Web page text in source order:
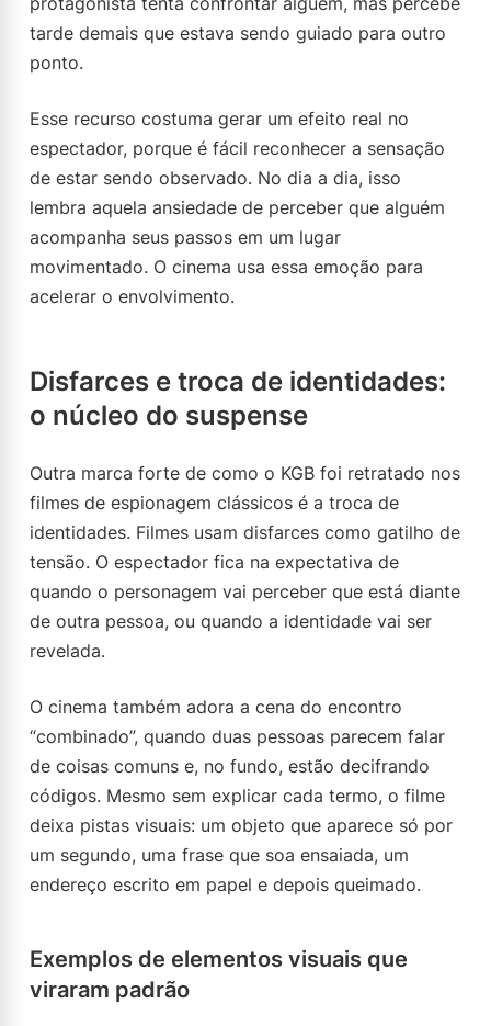
tarde demais que estava sendo guiado para outro
ponto.
Esse recurso costuma gerar um efeito real no
espectador, porque é fácil reconhecer a sensação
de estar sendo observado. No dia a dia, isso
lembra aquela ansiedade de perceber que alguém
acompanha seus passos em um lugar
movimentado. O cinema usa essa emoção para
acelerar o envolvimento.
Disfarces e troca de identidades:
o núcleo do suspense
Outra marca forte de como o KGB foi retratado nos
filmes de espionagem clássicos é a troca de
identidades. Filmes usam disfarces como gatilho de
tensão. O espectador fica na expectativa de
quando o personagem vai perceber que está diante
de outra pessoa, ou quando a identidade vai ser
revelada.
O cinema também adora a cena do encontro
“combinado”, quando duas pessoas parecem falar
de coisas comuns e, no fundo, estão decifrando
códigos. Mesmo sem explicar cada termo, o filme
deixa pistas visuais: um objeto que aparece só por
um segundo, uma frase que soa ensaiada, um
endereço escrito em papel e depois queimado.
Exemplos de elementos visuais que
viraram padrão